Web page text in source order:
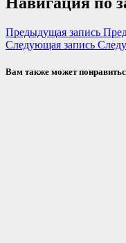
Предыдущая запись
Следующая запись
Вам также может